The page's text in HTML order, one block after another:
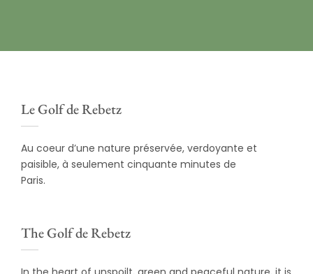
Le Golf de Rebetz
Au coeur d’une nature préservée, verdoyante et
paisible, à seulement cinquante minutes de
Paris.
The Golf de Rebetz